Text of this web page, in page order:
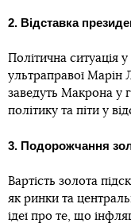
2. Відставка
Політична ситуація
ультраправої Марін
заведуть Макрона у
політику та піти у
3. Подорожчання
Вартість золота
як ринки та
ідеї про те, що